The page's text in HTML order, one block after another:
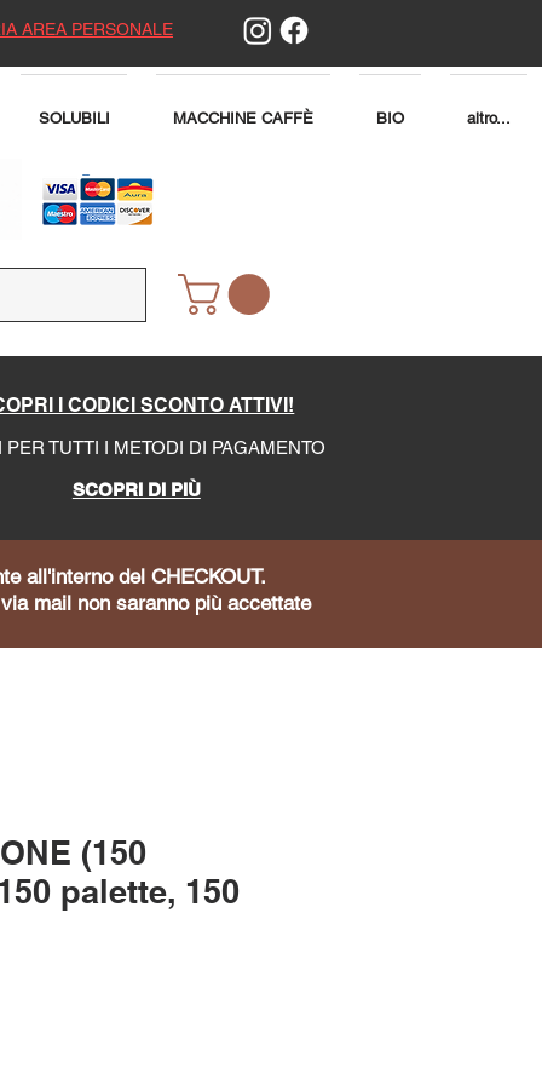
AREA PERSONALE
SOLUBILI MACCHINE CAFFÈ BIO altro...
I CODICI SCONTO ATTIVI!
PER TUTTI I METODI DI PAGAMENTO
SCOPRI DI PIÙ
all'interno del CHECKOUT.
mail non saranno più accettate
(150
palette, 150